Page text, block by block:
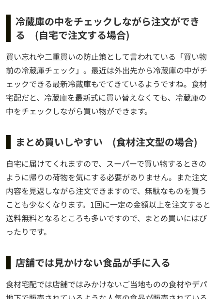
冷蔵庫の中をチェックしながら注文ができ
る (自宅で注文する場合)
買い忘れや二重買いの防止策として言われている「買い物
前の冷蔵庫チェック」。最近は外出先から冷蔵庫の中がチ
ェックできる最新冷蔵庫もでてきているようですね。食材
宅配だと、冷蔵庫を最新式に買い替えなくても、冷蔵庫の
中をチェックしながら買い物ができます。
まとめ買いしやすい (食材注文型の場合)
自宅に届けてくれますので、スーパーで買い物するときの
ように帰りの荷物を気にする必要がありません。また注文
内容を見返しながら注文できますので、無駄なものを買う
ことも少なくなります。1回に一定の金額以上を注文すると
送料無料となるところも多いですので、まとめ買いにはぴ
ったりです。
店舗では見かけない食品が手に入る
食材宅配では店舗ではみかけないご当地ものの食材やデパ